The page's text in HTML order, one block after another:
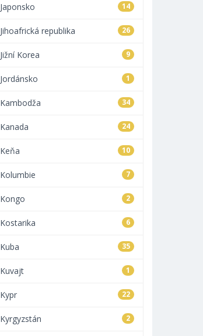
14
Japonsko
26
Jihoafrická republika
9
Jižní Korea
1
Jordánsko
34
Kambodža
24
Kanada
10
Keňa
7
Kolumbie
2
Kongo
6
Kostarika
35
Kuba
1
Kuvajt
22
Kypr
2
Kyrgyzstán